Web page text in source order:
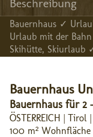
Bauernhaus ✓
Urlaub mit der
Skihütte, Skiurlaub
Bauernhaus
Bauernhaus für 2
ÖSTERREICH |
100 m²